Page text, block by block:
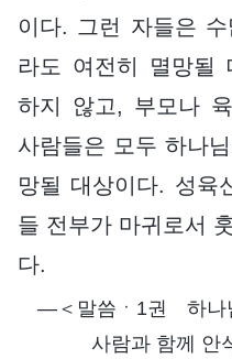
이다. 그런 자들은
라도 여전히 멸망될
하지 않고, 부모나
사람들은 모두 하나
망될 대상이다. 성육
들 전부가 마귀로서
다.
―＜말씀ㆍ1권 하나
사람과 함께 안